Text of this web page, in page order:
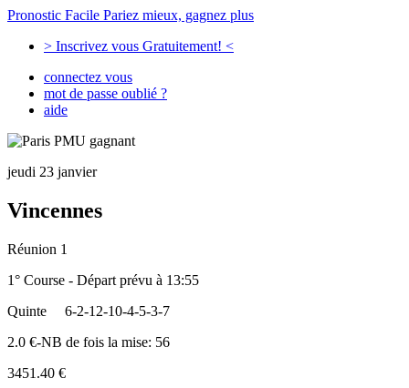
Pronostic Facile Pariez mieux, gagnez plus
> Inscrivez vous Gratuitement! <
connectez vous
mot de passe oublié ?
aide
jeudi 23 janvier
Vincennes
Réunion 1
1° Course - Départ prévu à 13:55
Quinte
6-2-12-10-4-5-3-7
2.0 €-NB de fois la mise: 56
3451.40 €